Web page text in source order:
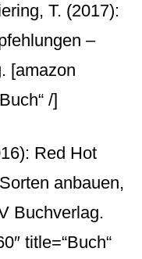
T. (2017):
–
[amazon
/]
Red Hot
anbauen,
Buchverlag.
title=“Buch“